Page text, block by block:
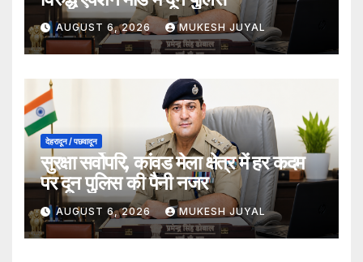
AUGUST 6, 2026 MUKESH JUYAL
देहरादून / पछवादून
सुरक्षा सर्वोपरि, कांवड मेला क्षेत्र में हर कदम
पर दून पुलिस की पैनी नजर
AUGUST 6, 2026 MUKESH JUYAL